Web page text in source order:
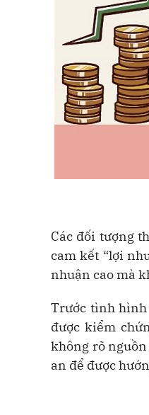
Các đối tượng
cam kết “lợi
nhuận cao mà
Trước tình hình
được kiểm
không rõ
an để được